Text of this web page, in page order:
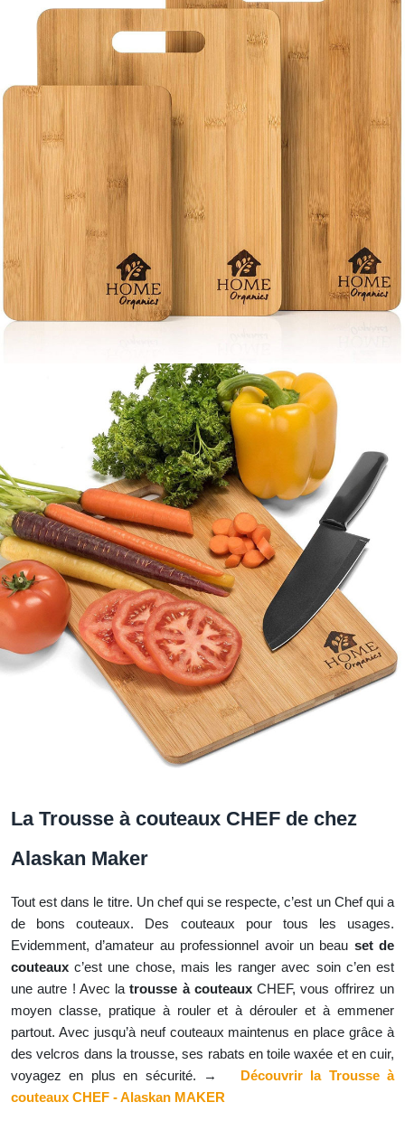
La Trousse à couteaux CHEF de chez
Alaskan Maker
Tout est dans le titre. Un chef qui se respecte, c’est un Chef qui a
de bons couteaux. Des couteaux pour tous les usages.
Evidemment, d’amateur au professionnel avoir un beau set de
couteaux c’est une chose, mais les ranger avec soin c’en est
une autre ! Avec latrousse à couteauxCHEF, vous offrirez un
moyen classe, pratique à rouler et à dérouler et à emmener
partout. Avec jusqu’à neuf couteaux maintenus en place grâce à
des velcros dans la trousse, ses rabats en toile waxée et en cuir,
voyagez en plus en sécurité. →
Découvrir la Trousse à
couteaux CHEF - Alaskan MAKER